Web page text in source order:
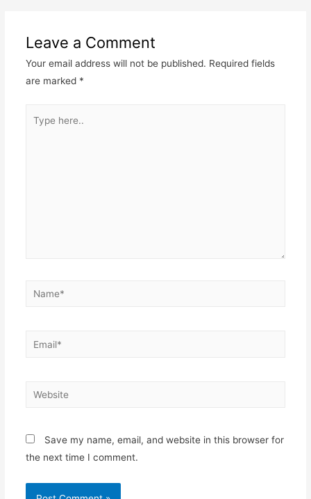
Leave a Comment
Your email address will not be published. Required fields
are marked *
Save my name, email, and website in this browser for
the next time I comment.